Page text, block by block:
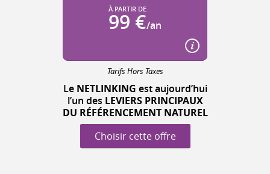
À PARTIR DE
99 €/an
Tarifs Hors Taxes
Le NETLINKING est aujourd’hui
l’un des LEVIERS PRINCIPAUX
DU RÉFÉRENCEMENT NATUREL
Choisir cette offre